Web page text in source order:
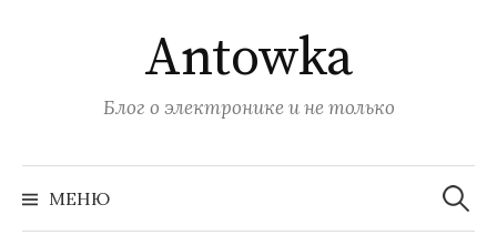
содержимомуAntowka
Блог о электронике и не только
МЕНЮ
Найти: